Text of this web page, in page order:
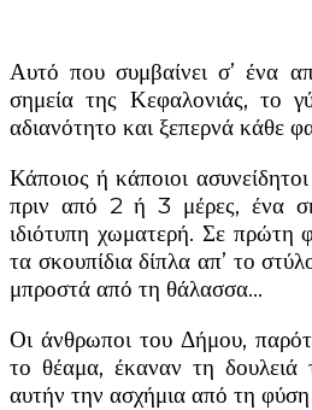
Αυτό που συμβαίνει σ’ ένα
σημεία της Κεφαλονιάς, το
αδιανότητο και ξεπερνά κάθε
Κάποιος ή κάποιοι
πριν από 2 ή 3 μέρες, ένα
ιδιότυπη χωματερή. Σε πρώτη
τα σκουπίδια δίπλα απ’ το
μπροστά από τη θάλασσα…
Οι άνθρωποι του Δήμου,
το θέαμα, έκαναν τη δουλειά
αυτήν την ασχήμια από τη